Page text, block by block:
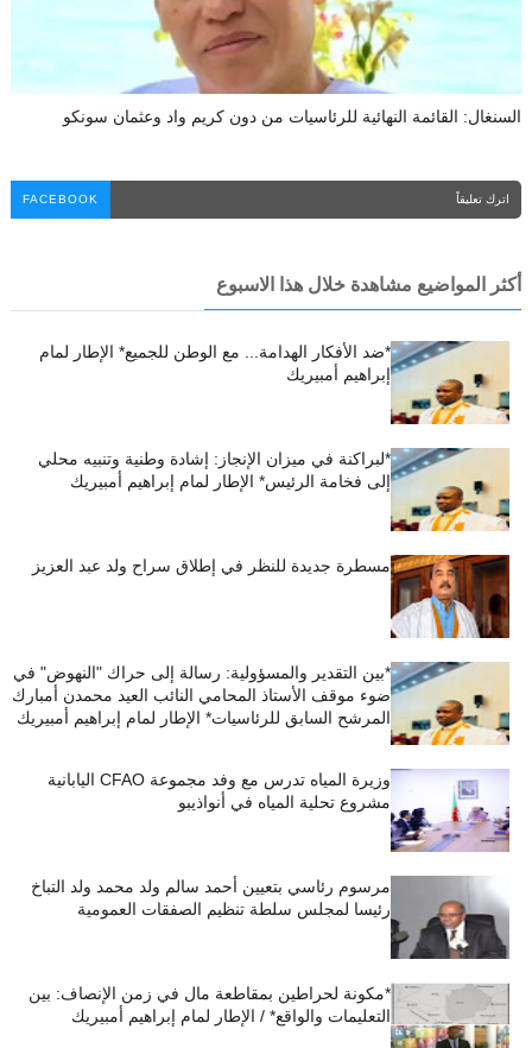
السنغال: القائمة النهائية للرئاسيات من دون كريم واد وعثمان سونكو
اترك تعليقاً FACEBOOK
أكثر المواضيع مشاهدة خلال هذا الاسبوع
*ضد الأفكار الهدامة... مع الوطن للجميع* الإطار لمام
إبراهيم أمبيريك
*لبراكنة في ميزان الإنجاز: إشادة وطنية وتنبيه محلي
إلى فخامة الرئيس* الإطار لمام إبراهيم أمبيريك
مسطرة جديدة للنظر في إطلاق سراح ولد عبد العزيز
*بين التقدير والمسؤولية: رسالة إلى حراك "النهوض" في
ضوء موقف الأستاذ المحامي النائب العيد محمدن أمبارك
المرشح السابق للرئاسيات* الإطار لمام إبراهيم أمبيريك
وزيرة المياه تدرس مع وفد مجموعة CFAO اليابانية
مشروع تحلية المياه في أنواذيبو
مرسوم رئاسي بتعيين أحمد سالم ولد محمد ولد التباخ
رئيسا لمجلس سلطة تنظيم الصفقات العمومية
*مكونة لحراطين بمقاطعة مال في زمن الإنصاف: بين
التعليمات والواقع* / الإطار لمام إبراهيم أمبيريك